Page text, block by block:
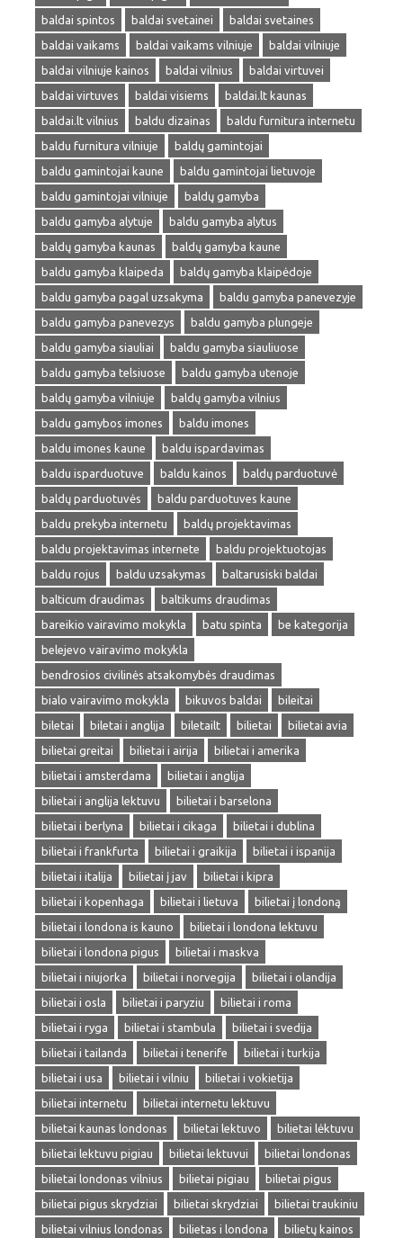
baldai spintos
baldai svetainei
baldai svetaines
baldai vaikams
baldai vaikams vilniuje
baldai vilniuje
baldai vilniuje kainos
baldai vilnius
baldai virtuvei
baldai virtuves
baldai visiems
baldai.lt kaunas
baldai.lt vilnius
baldu dizainas
baldu furnitura internetu
baldu furnitura vilniuje
baldų gamintojai
baldu gamintojai kaune
baldu gamintojai lietuvoje
baldu gamintojai vilniuje
baldų gamyba
baldu gamyba alytuje
baldu gamyba alytus
baldų gamyba kaunas
baldų gamyba kaune
baldu gamyba klaipeda
baldų gamyba klaipėdoje
baldu gamyba pagal uzsakyma
baldu gamyba panevezyje
baldu gamyba panevezys
baldu gamyba plungeje
baldu gamyba siauliai
baldu gamyba siauliuose
baldu gamyba telsiuose
baldu gamyba utenoje
baldų gamyba vilniuje
baldų gamyba vilnius
baldu gamybos imones
baldu imones
baldu imones kaune
baldu ispardavimas
baldu isparduotuve
baldu kainos
baldų parduotuvė
baldų parduotuvės
baldu parduotuves kaune
baldu prekyba internetu
baldų projektavimas
baldu projektavimas internete
baldu projektuotojas
baldu rojus
baldu uzsakymas
baltarusiski baldai
balticum draudimas
baltikums draudimas
bareikio vairavimo mokykla
batu spinta
be kategorija
belejevo vairavimo mokykla
bendrosios civilinės atsakomybės draudimas
bialo vairavimo mokykla
bikuvos baldai
bileitai
biletai
biletai i anglija biletailt bilietai
bilietai avia
bilietai greitai
bilietai i airija
bilietai i amerika
bilietai i amsterdama
bilietai i anglija
bilietai i anglija lektuvu
bilietai i barselona
bilietai i berlyna
bilietai i cikaga
bilietai i dublina
bilietai i frankfurta
bilietai i graikija
bilietai i ispanija
bilietai i italija
bilietai į jav
bilietai i kipra
bilietai i kopenhaga
bilietai i lietuva
bilietai į londoną
bilietai i londona is kauno
bilietai i londona lektuvu
bilietai i londona pigus
bilietai i maskva
bilietai i niujorka
bilietai i norvegija
bilietai i olandija
bilietai i osla
bilietai i paryziu
bilietai i roma
bilietai i ryga
bilietai i stambula
bilietai i svedija
bilietai i tailanda
bilietai i tenerife
bilietai i turkija
bilietai i usa
bilietai i vilniu
bilietai i vokietija
bilietai internetu
bilietai internetu lektuvu
bilietai kaunas londonas
bilietai lektuvo
bilietai lėktuvu
bilietai lektuvu pigiau
bilietai lektuvui
bilietai londonas
bilietai londonas vilnius
bilietai pigiau
bilietai pigus
bilietai pigus skrydziai
bilietai skrydziai
bilietai traukiniu
bilietai vilnius londonas
bilietas i londona
bilietų kainos